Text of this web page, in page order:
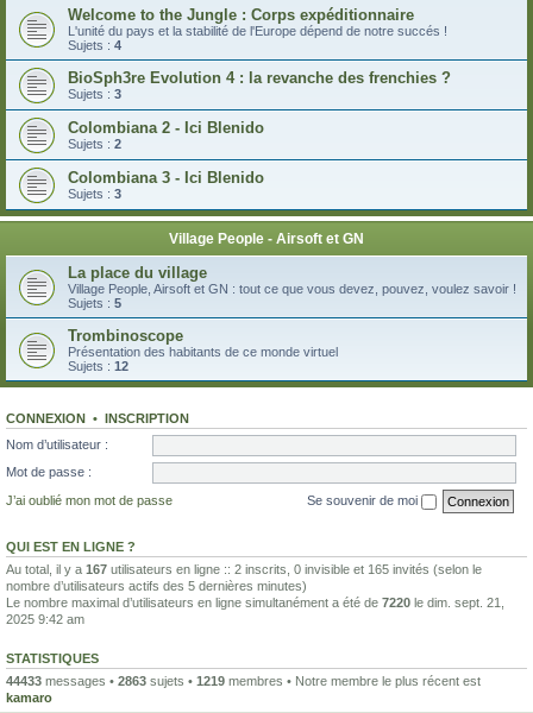
Welcome to the Jungle : Corps expéditionnaire
L'unité du pays et la stabilité de l'Europe dépend de notre succés !
Sujets : 4
BioSph3re Evolution 4 : la revanche des frenchies ?
Sujets : 3
Colombiana 2 - Ici Blenido
Sujets : 2
Colombiana 3 - Ici Blenido
Sujets : 3
Village People - Airsoft et GN
La place du village
Village People, Airsoft et GN : tout ce que vous devez, pouvez, voulez savoir !
Sujets : 5
Trombinoscope
Présentation des habitants de ce monde virtuel
Sujets : 12
CONNEXION • INSCRIPTION
Nom d’utilisateur :
Mot de passe :
J’ai oublié mon mot de passe
Se souvenir de moi
QUI EST EN LIGNE ?
Au total, il y a 167 utilisateurs en ligne :: 2 inscrits, 0 invisible et 165 invités (selon le
nombre d’utilisateurs actifs des 5 dernières minutes)
Le nombre maximal d’utilisateurs en ligne simultanément a été de 7220 le dim. sept. 21,
2025 9:42 am
STATISTIQUES
44433 messages • 2863 sujets • 1219 membres • Notre membre le plus récent est
kamaro